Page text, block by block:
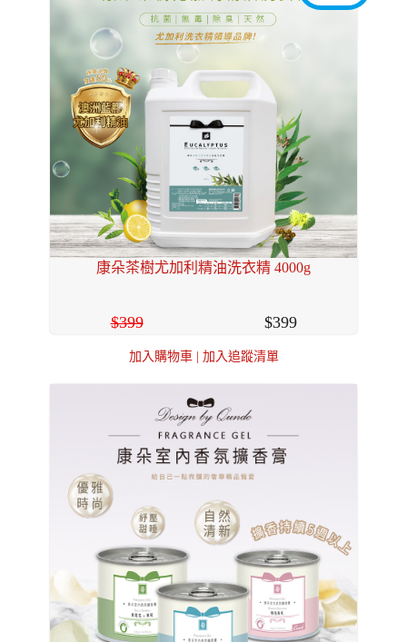
康朵茶樹尤加利精油洗衣精 4000g
399 399
加入購物車 | 加入追蹤清單